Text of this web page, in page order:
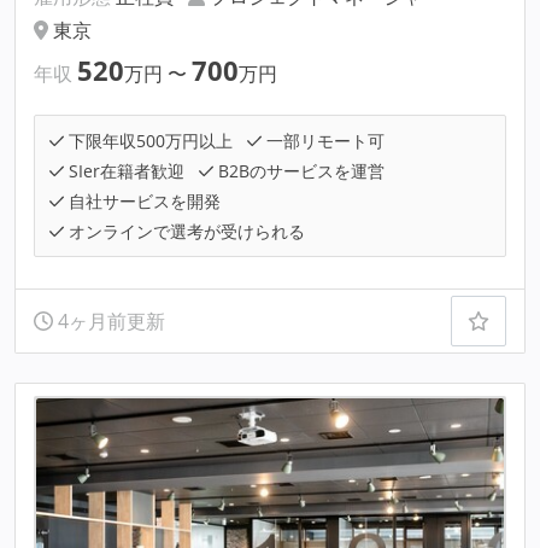
東京
年収 520万円 〜 700万円
下限年収500万円以上
一部リモート可
SIer在籍者歓迎
B2Bのサービスを運営
自社サービスを開発
オンラインで選考が受けられる
4ヶ月前更新